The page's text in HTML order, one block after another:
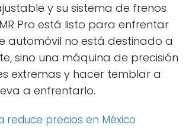
y su sistema de frenos
Pro está listo para enfrentar
automóvil no está destinado a
sino una máquina de precisión
extremas y hacer temblar a
a enfrentarlo.
reduce precios en México